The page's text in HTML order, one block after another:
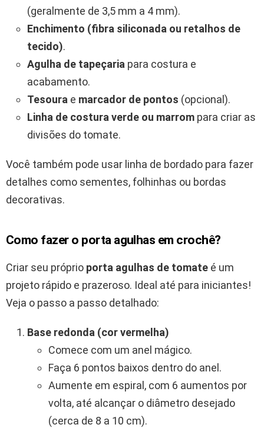
(geralmente de 3,5 mm a 4 mm).
Enchimento (fibra siliconada ou retalhos de
tecido).
Agulha de tapeçaria para costura e
acabamento.
Tesoura e marcador de pontos (opcional).
Linha de costura verde ou marrom para criar as
divisões do tomate.
Você também pode usar linha de bordado para fazer
detalhes como sementes, folhinhas ou bordas
decorativas.
Como fazer o porta agulhas em crochê?
Criar seu próprio porta agulhas de tomate é um
projeto rápido e prazeroso. Ideal até para iniciantes!
Veja o passo a passo detalhado:
Base redonda (cor vermelha)
Comece com um anel mágico.
Faça 6 pontos baixos dentro do anel.
Aumente em espiral, com 6 aumentos por
volta, até alcançar o diâmetro desejado
(cerca de 8 a 10 cm).